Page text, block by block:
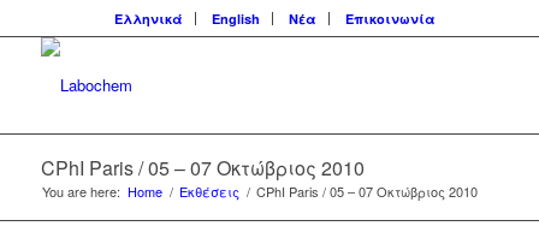
Ελληνικά English Νέα Επικοινωνία
CPhI Paris / 05 – 07 Οκτώβριος 2010
You are here: Home / Εκθέσεις / CPhI Paris / 05 – 07 Οκτώβριος 2010